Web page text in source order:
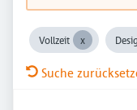
Vollzeit
Suche